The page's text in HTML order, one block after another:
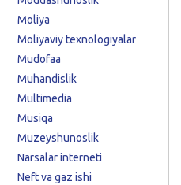
Moliya
Moliyaviy texnologiyalar
Mudofaa
Muhandislik
Multimedia
Musiqa
Muzeyshunoslik
Narsalar interneti
Neft va gaz ishi